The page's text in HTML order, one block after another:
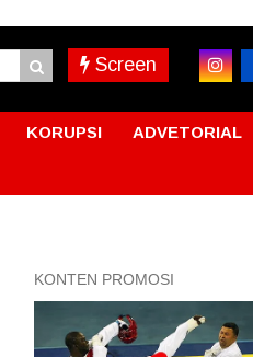
Screen
KORUPSI ADVETORIAL